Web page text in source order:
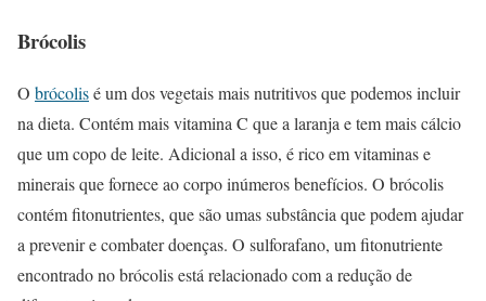
Brócolis
O brócolisé um dos vegetais mais nutritivos que podemos incluir
na dieta. Contém mais vitamina C que a laranja e tem mais cálcio
que um copo de leite. Adicional a isso, é rico em vitaminas e
minerais que fornece ao corpo inúmeros benefícios. O brócolis
contém fitonutrientes, que são umas substância que podem ajudar
a prevenir e combater doenças. O sulforafano, um fitonutriente
encontrado no brócolis está relacionado com a redução de